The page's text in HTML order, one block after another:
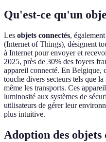
Qu'est-ce qu'un
Les objets connectés,
(Internet of Things), désignent
à Internet pour envoyer et
2025, près de 30% des foyers
appareil connecté. En Belgique,
touche divers secteurs tels que
même les transports. Ces
luminosité aux systèmes de
utilisateurs de gérer leur
plus intuitive.
Adoption des objets